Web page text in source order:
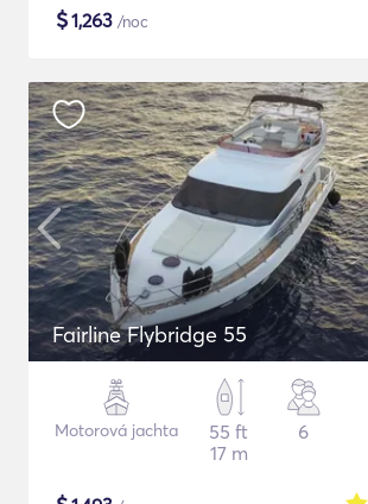
$1,263 /noc
Fairline Flybridge 55
Motorová jachta
55 ft
17 m
6